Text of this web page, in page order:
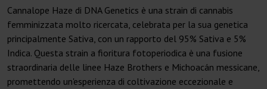
Cannalope Haze di DNA Genetics è una strain di cannabis
femminizzata molto ricercata, celebrata per la sua genetica
principalmente Sativa, con un rapporto del 95% Sativa e 5%
Indica. Questa strain a fioritura fotoperiodica è una fusione
straordinaria delle linee Haze Brothers e Michoacán messicane,
promettendo un'esperienza di coltivazione eccezionale e